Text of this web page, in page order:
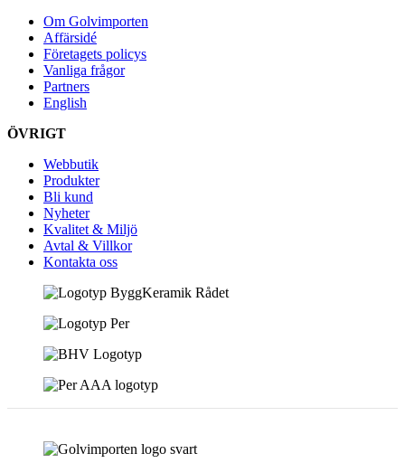
Om Golvimporten
Affärsidé
Företagets policys
Vanliga frågor
Partners
English
ÖVRIGT
Webbutik
Produkter
Bli kund
Nyheter
Kvalitet & Miljö
Avtal & Villkor
Kontakta oss